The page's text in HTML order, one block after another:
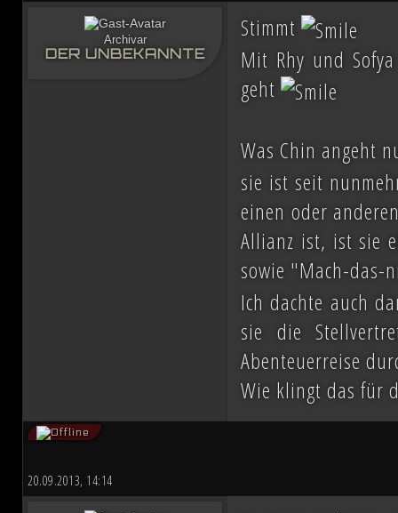
Archivar
DER UNBEKANNTE
Stimmt
Mit Rhy und
geht
Was Chin angeht
sie ist seit
einen oder
Allianz ist, ist sie
sowie "Mach-
Ich dachte auch
sie die
Abenteuerreise
Wie klingt das für
20.09.2013, 14:14